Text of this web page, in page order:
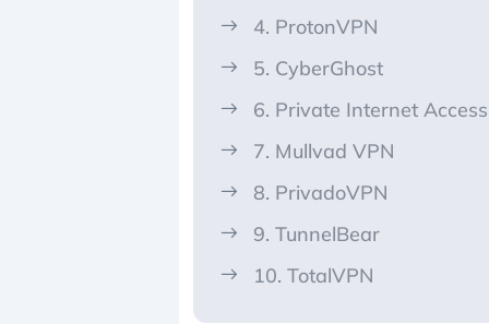
4. ProtonVPN
5. CyberGhost
6. Private Internet Access
7. Mullvad VPN
8. PrivadoVPN
9. TunnelBear
10. TotalVPN